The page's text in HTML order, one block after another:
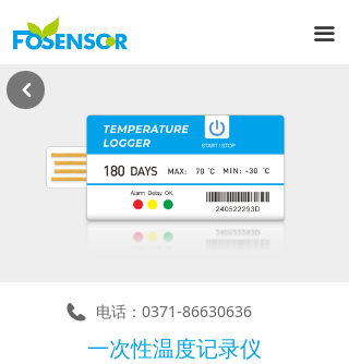
끀
一次性温度记录仪
낒
电话： 0371-86630636